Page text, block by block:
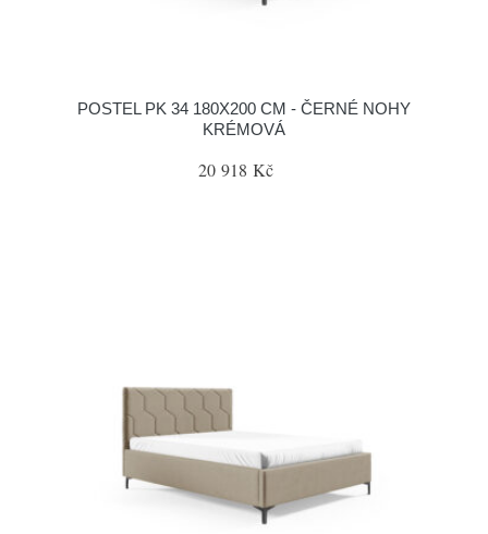
POSTEL PK 34 180X200 CM - ČERNÉ NOHY
KRÉMOVÁ
20 918 Kč